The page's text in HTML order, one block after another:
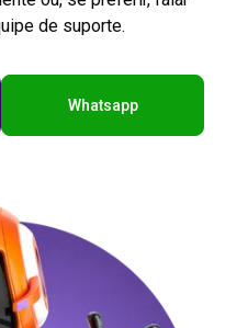
de suporte.
Whatsapp